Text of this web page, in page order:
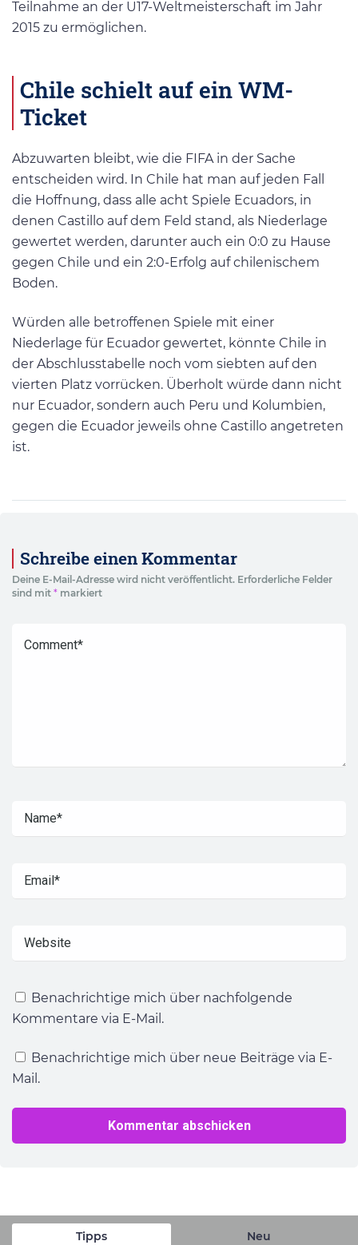
Teilnahme an der U17-Weltmeisterschaft im Jahr
2015 zu ermöglichen.
Chile schielt auf ein WM-
Ticket
Abzuwarten bleibt, wie die FIFA in der Sache
entscheiden wird. In Chile hat man auf jeden Fall
die Hoffnung, dass alle acht Spiele Ecuadors, in
denen Castillo auf dem Feld stand, als Niederlage
gewertet werden, darunter auch ein 0:0 zu Hause
gegen Chile und ein 2:0-Erfolg auf chilenischem
Boden.
Würden alle betroffenen Spiele mit einer
Niederlage für Ecuador gewertet, könnte Chile in
der Abschlusstabelle noch vom siebten auf den
vierten Platz vorrücken. Überholt würde dann nicht
nur Ecuador, sondern auch Peru und Kolumbien,
gegen die Ecuador jeweils ohne Castillo angetreten
ist.
Schreibe einen Kommentar
Deine E-Mail-Adresse wird nicht veröffentlicht. Erforderliche Felder
sind mit * markiert
Benachrichtige mich über nachfolgende
Kommentare via E-Mail.
Benachrichtige mich über neue Beiträge via E-
Mail.
Tipps Neu